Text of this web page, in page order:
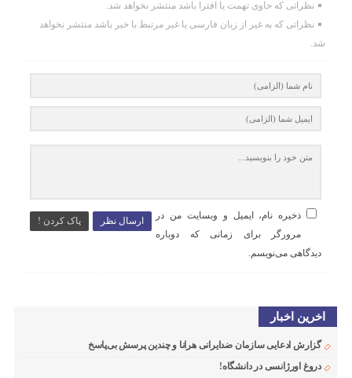
نظراتی که حاوی تهمت یا افترا باشد منتشر نخواهد شد.
نظراتی که به غیر از زبان فارسی یا غیر مرتبط با خبر باشد منتشر نخواهد
شد.
ارسال نظر پاک کردن !
ذخیره نام، ایمیل و وبسایت من در
مرورگر برای زمانی که دوباره
دیدگاهی می‌نویسم.
اخرین اخبار
گزارش ادعایی سازمان ضدایرانی هرانا و چندین پرسش بی‌پاسخ
دروغ اورژانسی در دانشگاه!